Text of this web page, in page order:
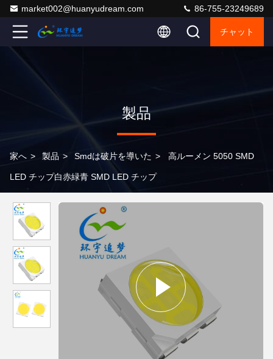
market002@huanyudream.com 86-755-23249689
チャット
製品
家へ > 製品 > Smdは破片を導いた > 高ルーメン 5050 SMD
LED チップ白赤緑青 SMD LED チップ